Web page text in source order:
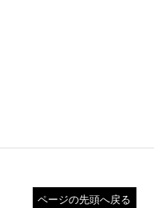
ページの先頭へ戻る